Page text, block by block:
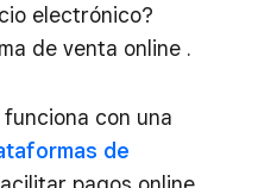
electrónico?
de venta online .
con una
de